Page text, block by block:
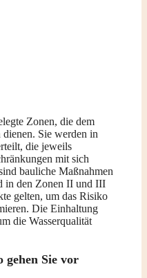
Zonen, die dem
Sie werden in
die jeweils
mit sich
bauliche Maßnahmen
in den Zonen II und III
gelten, um das Risiko
Die Einhaltung
die Wasserqualität
gehen Sie vor